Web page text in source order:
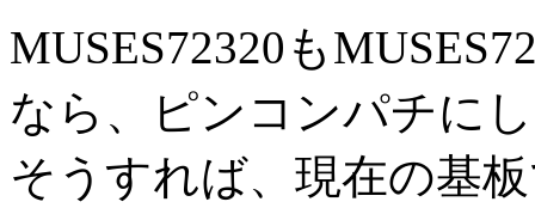
MUSES72320も
なら、ピンコンパチに
そうすれば、現在の基